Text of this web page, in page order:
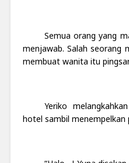
Semua orang yang
menjawab. Salah seorang
membuat wanita itu
Yeriko
hotel sambil menempelkan